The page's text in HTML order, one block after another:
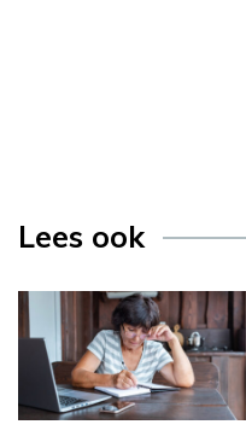
Lees ook